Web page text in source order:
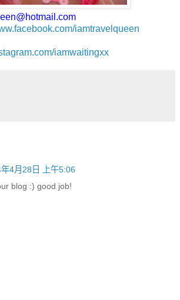
iamtravelqueen
iamwaitingxx
4月28日 上午5:06
blog :) good job!